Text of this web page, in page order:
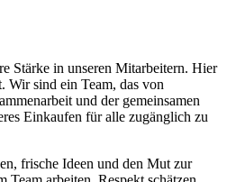
Stärke in unseren Mitarbeitern. Hier
Wir sind ein Team, das von
und der gemeinsamen
Einkaufen für alle zugänglich zu
frische Ideen und den Mut zur